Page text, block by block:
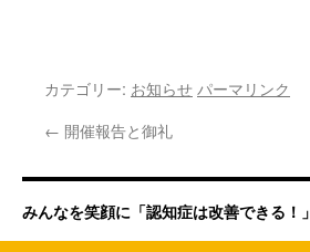
カテゴリー: お知らせ パーマリンク
← 開催報告と御礼
みんなを笑顔に「認知症は改善できる！」